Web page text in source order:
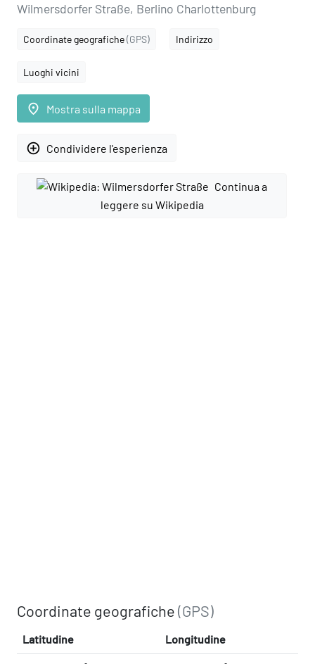
Wilmersdorfer Straße, Berlino Charlottenburg
Coordinate geografiche(GPS) Indirizzo
Luoghi vicini
place Mostra sulla mappa
add_circle_outline Condividere l'esperienza
Continua a
leggere su Wikipedia
Coordinate geografiche(GPS)
Latitudine Longitudine